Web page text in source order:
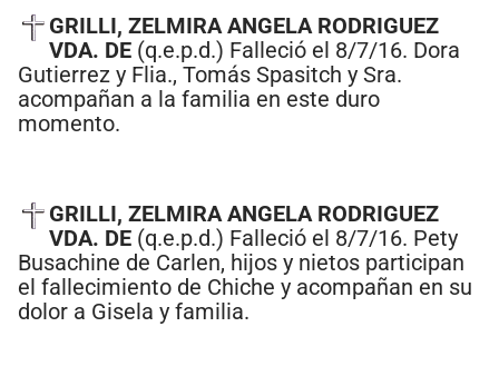
GRILLI, ZELMIRA ANGELA RODRIGUEZ
VDA. DE (q.e.p.d.) Falleció el 8/7/16. Dora
Gutierrez y Flia., Tomás Spasitch y Sra.
acompañan a la familia en este duro
momento.
GRILLI, ZELMIRA ANGELA RODRIGUEZ
VDA. DE (q.e.p.d.) Falleció el 8/7/16. Pety
Busachine de Carlen, hijos y nietos participan
el fallecimiento de Chiche y acompañan en su
dolor a Gisela y familia.